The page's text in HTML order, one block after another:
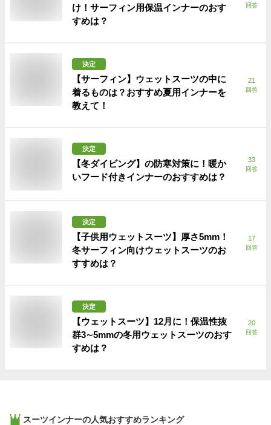
け！サーフィン用保温インナーのおす
すめは？
回答
決定
【サーフィン】ウェットスーツの中に
着るものは？おすすめ夏用インナーを
教えて！
21
回答
決定
【冬ダイビング】の防寒対策に！暖か
いフード付きインナーのおすすめは？
33
回答
決定
【子供用ウェットスーツ】厚さ5mm！
冬サーフィン向けウェットスーツのお
すすめは？
17
回答
決定
【ウェットスーツ】12月に！保温性抜
群3∼5mmの冬用ウェットスーツのおす
すめは？
20
回答
スーツインナーの人気おすすめランキング